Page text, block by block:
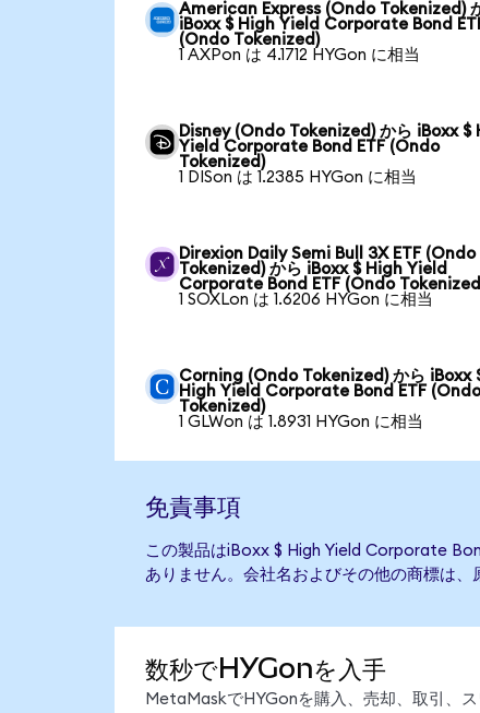
American Express (Ondo Tokenized)
iBoxx $ High Yield Corporate Bond
(Ondo Tokenized)
1 AXPon は 4.1712 HYGon に相当
Disney (Ondo Tokenized) から iBoxx $
Yield Corporate Bond ETF (Ondo
Tokenized)
1 DISon は 1.2385 HYGon に相当
Direxion Daily Semi Bull 3X ETF (Ondo
Tokenized) から iBoxx $ High Yield
Corporate Bond ETF (Ondo
1 SOXLon は 1.6206 HYGon に相当
Corning (Ondo Tokenized) から iBoxx
High Yield Corporate Bond ETF
Tokenized)
1 GLWon は 1.8931 HYGon に相当
免責事項
この製品はiBoxx $ High Yield Corporate
ありません。会社名およびその他の商標は、
数秒でHYGonを入手
MetaMaskでHYGonを購入、売却、取引、